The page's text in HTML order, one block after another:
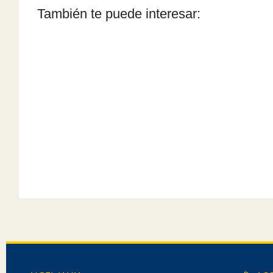
También te puede interesar: